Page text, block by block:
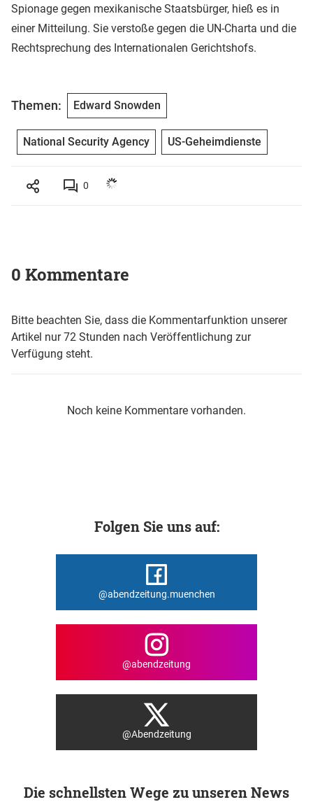
Spionage gegen mexikanische Staatsbürger, hieß es in
einer Mitteilung. Sie verstoße gegen die UN-Charta und die
Rechtsprechung des Internationalen Gerichtshofs.
Themen: Edward Snowden
National Security Agency US-Geheimdienste
0
0 Kommentare
Bitte beachten Sie, dass die Kommentarfunktion unserer
Artikel nur 72 Stunden nach Veröffentlichung zur
Verfügung steht.
Noch keine Kommentare vorhanden.
Folgen Sie uns auf:
@abendzeitung.muenchen
@abendzeitung
@Abendzeitung
Die schnellsten Wege zu unseren News